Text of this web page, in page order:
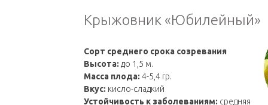
Крыжовник «Юбилейный»
Сорт среднего срока созревания
Высота: до 1,5 м.
Масса плода: 4-5,4 гр.
Вкус: кисло-сладкий
Устойчивость к заболеваниям: средняя